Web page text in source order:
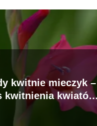
kwitnie mieczyk –
kwitnienia kwiatów
mieczyka